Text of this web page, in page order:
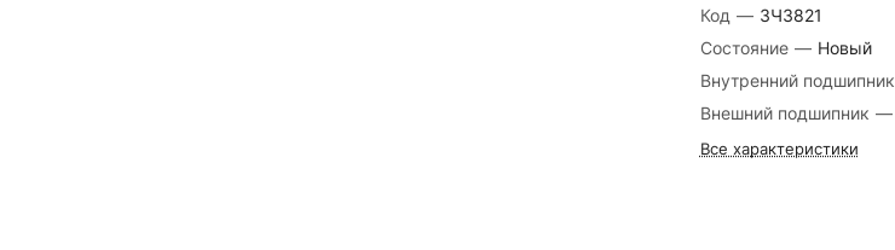
Код — ЗЧ3821
Состояние — Новый
Внутренний подшипник
Внешний подшипник —
Все характеристики